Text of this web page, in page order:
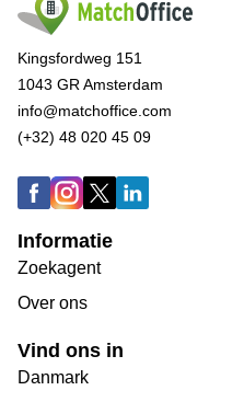
Kingsfordweg 151
1043 GR Amsterdam
info@matchoffice.com
(+32) 48 020 45 09
Informatie
Zoekagent
Over ons
Vind ons in
Danmark